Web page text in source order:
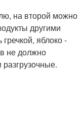
на второй можно
другими
яблоко -
не должно